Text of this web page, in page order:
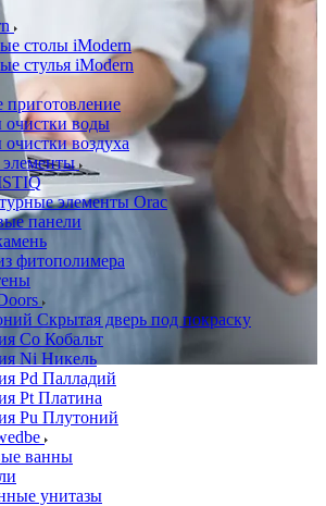
столы iModern
стулья iModern
приготовление
воды
воздуха
элементы Orac
панели
фитополимера
Скрытая дверь под покраску
Co Кобальт
Ni Никель
Pd Палладий
Pt Платина
Pu Плутоний
ванны
унитазы